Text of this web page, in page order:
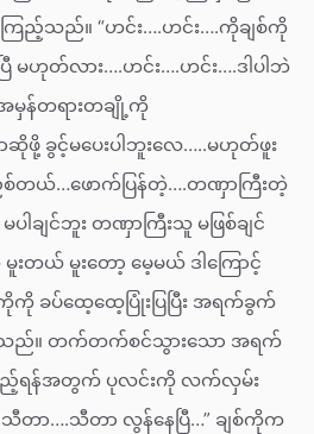
ကြည့်သည်။ “ဟင်း….ဟင်း….ကိုချစ်ကို
မဟုတ်လား….ဟင်း….ဟင်း….ဒါပါဘဲ
မှန်တရားတချို့ကို
ောဆိုဖို့ ခွင့်မပေးပါဘူးလေ…..မဟုတ်ဖူး
စ်တယ်…ဖောက်ပြန်တဲ့….တဏှာကြီးတဲ့
ပါချင်ဘူး တဏှာကြီးသူ မဖြစ်ချင်
တယ် မူးတော့ မေ့မယ် ဒါကြောင့်
ခပ်ထေ့ထေ့ပြုံးပြပြီး အရက်ခွက်
ည်။ တက်တက်စင်သွားသော အရက်
ရန်အတွက် ပုလင်းကို လက်လှမ်း
တာ….သီတာ လွန်နေပြီ…” ချစ်ကိုက